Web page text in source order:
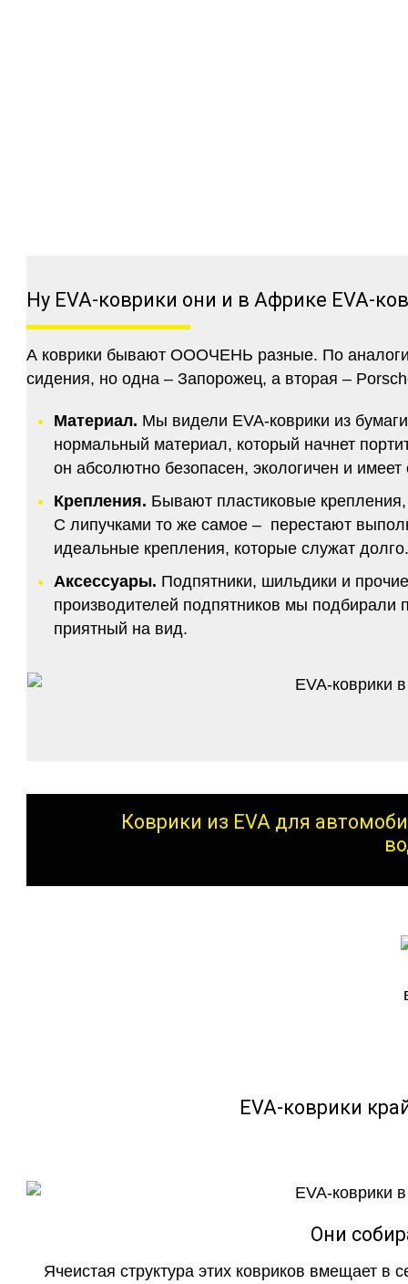
Ну EVA-коврики они и в Африке EVA-
А коврики бывают ОООЧЕНЬ разные. По
сидения, но одна – Запорожец, а вторая –
Материал. Мы видели EVA-коврики из
нормальный материал, который начнет
он абсолютно безопасен, экологичен и
Крепления. Бывают пластиковые
С липучками то же самое – перестают
идеальные крепления, которые служат
Аксессуары. Подпятники, шильдики и
производителей подпятников мы подбирали
приятный на вид.
Коврики из EVA для
EVA-коврики
Они
Ячеистая структура этих ковриков вмещает в